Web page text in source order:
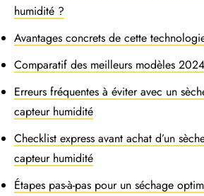
humidité ?
Avantages concrets de cette
Comparatif des meilleurs modèles 2024
Erreurs fréquentes à éviter avec un
capteur humidité
Checklist express avant achat d’un
capteur humidité
Étapes pas-à-pas pour un séchage